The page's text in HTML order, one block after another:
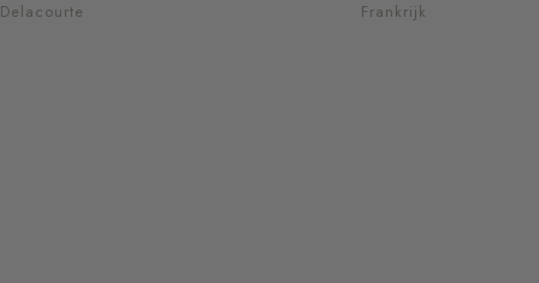
Delacourte
Frankrijk